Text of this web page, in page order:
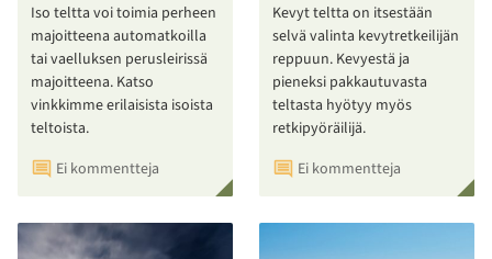
Iso teltta voi toimia perheen
majoitteena automatkoilla
tai vaelluksen perusleirissä
majoitteena. Katso
vinkkimme erilaisista isoista
teltoista.
Ei kommentteja
Kevyt teltta on itsestään
selvä valinta kevytretkeilijän
reppuun. Kevyestä ja
pieneksi pakkautuvasta
teltasta hyötyy myös
retkipyöräilijä.
Ei kommentteja